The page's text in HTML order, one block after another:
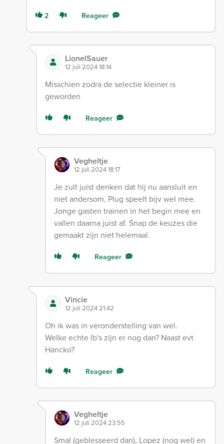
2 Reageer
LionelSauer
12 juli 2024 18:14
Misschien zodra de selectie kleiner is
geworden
Reageer
Vegheltje
12 juli 2024 18:17
Je zult juist denken dat hij nu aansluit en
niet andersom, Plug speelt bijv wel mee.
Jonge gasten trainen in het begin mee en
vallen daarna juist af. Snap de keuzes die
gemaakt zijn niet helemaal.
Reageer
Vincie
12 juli 2024 21:42
Oh ik was in veronderstelling van wel.
Welke echte lb's zijn er nog dan? Naast evt
Hancko?
Reageer
Vegheltje
12 juli 2024 23:55
Smal (geblesseerd dan), Lopez (nog wel) en